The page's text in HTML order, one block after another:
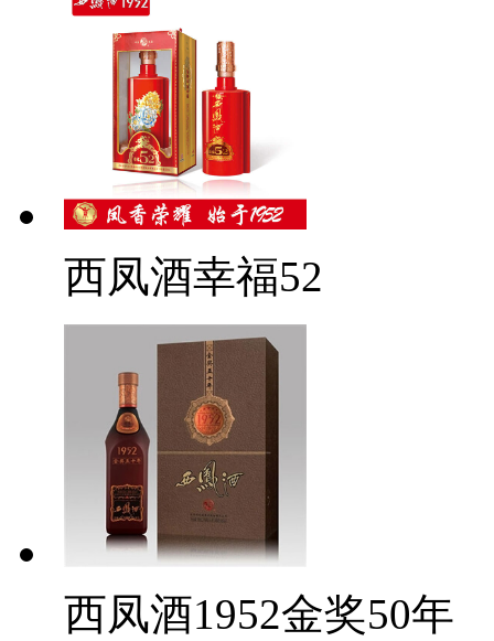
西凤酒幸福52
西凤酒1952金奖50年